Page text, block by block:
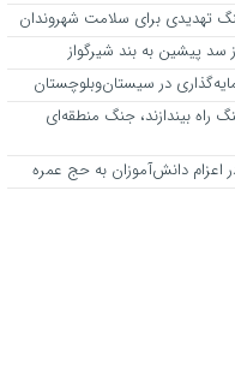
تهدیدی برای سلامت شهروندان
سد پیشین به بند شیرگواز
راه بیندازند، جنگ منطقه‌ای
اعزام دانش‌آموزان به حج عمره